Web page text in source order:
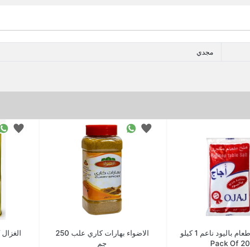
مجدي
اجاج ملح طعام باليود ناعم 1 كيلو
Pack Of 20
الاضواء بهارات كاري علب 250
جم